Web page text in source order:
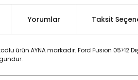
Yorumlar Taksit
kodlu ürün AYNA markadır. Ford Fusıon